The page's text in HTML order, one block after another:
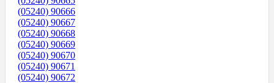
(05240) 90666
(05240) 90667
(05240) 90668
(05240) 90669
(05240) 90670
(05240) 90671
(05240) 90672